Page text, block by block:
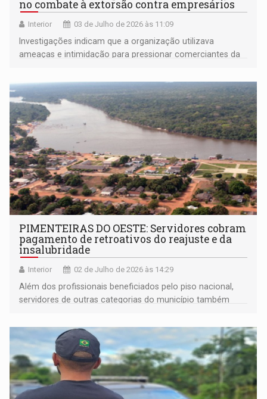
no combate à extorsão contra empresários
Interior 03 de Julho de 2026 às 11:09
Investigações indicam que a organização utilizava
ameaças e intimidação para pressionar comerciantes da
PIMENTEIRAS DO OESTE: Servidores cobram
pagamento de retroativos do reajuste e da
insalubridade
Interior 02 de Julho de 2026 às 14:29
Além dos profissionais beneficiados pelo piso nacional,
servidores de outras categorias do município também